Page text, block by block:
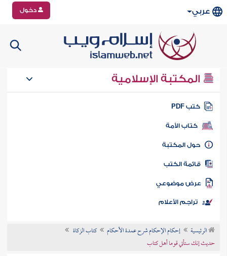
عربي دخول
المكتبة الإسلامية
كتب PDF
كتاب الأمة
المكتبة
الكتب
موضوعي
تراجم الأعلام
الرئيسية إحكام الإحكام شرح عمدة الأحكام
كتاب الزكاة
حديث إنك ستأتي قوما أهل كتاب